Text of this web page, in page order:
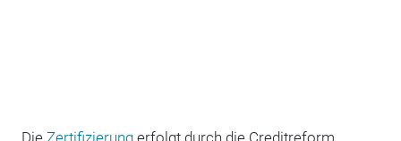
Die Zertifizierungerfolgt durch die Creditreform